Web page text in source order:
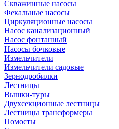
Скважинные насосы
Фекальные насосы
Циркуляционные насосы
Насос канализационный
Насос фонтанный
Насосы бочковые
Измельчители
Измельчители садовые
Зернодробилки
Лестницы
Вышки-туры
Двухсекционные лестницы
Лестницы трансформеры
Помосты